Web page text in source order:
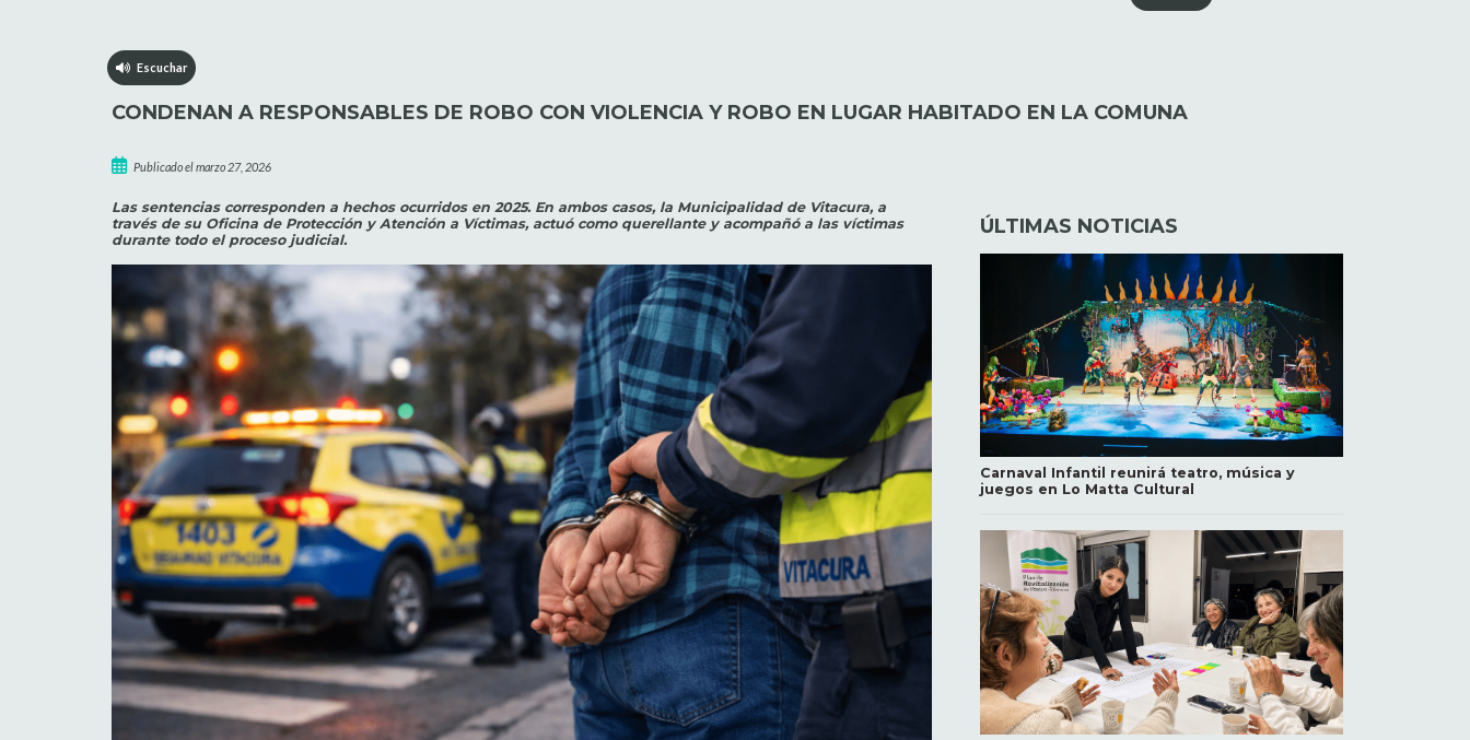
Escuchar
CONDENAN A RESPONSABLES DE ROBO CON VIOLENCIA Y ROBO EN LUGAR HABITADO EN LA COMUNA
Publicado el marzo 27, 2026
Las sentencias corresponden a hechos ocurridos en 2025. En ambos casos, la Municipalidad de Vitacura, a
través de su Oficina de Protección y Atención a Víctimas, actuó como querellante y acompañó a las víctimas
durante todo el proceso judicial.
ÚLTIMAS NOTICIAS
Carnaval Infantil reunirá teatro, música y
juegos en Lo Matta Cultural